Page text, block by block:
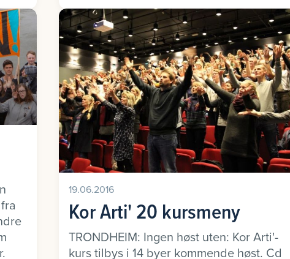
19.06.2016
Kor Arti' 20 kursmeny
TRONDHEIM: Ingen høst uten: Kor Arti'-
kurs tilbys i 14 byer kommende høst. Cd